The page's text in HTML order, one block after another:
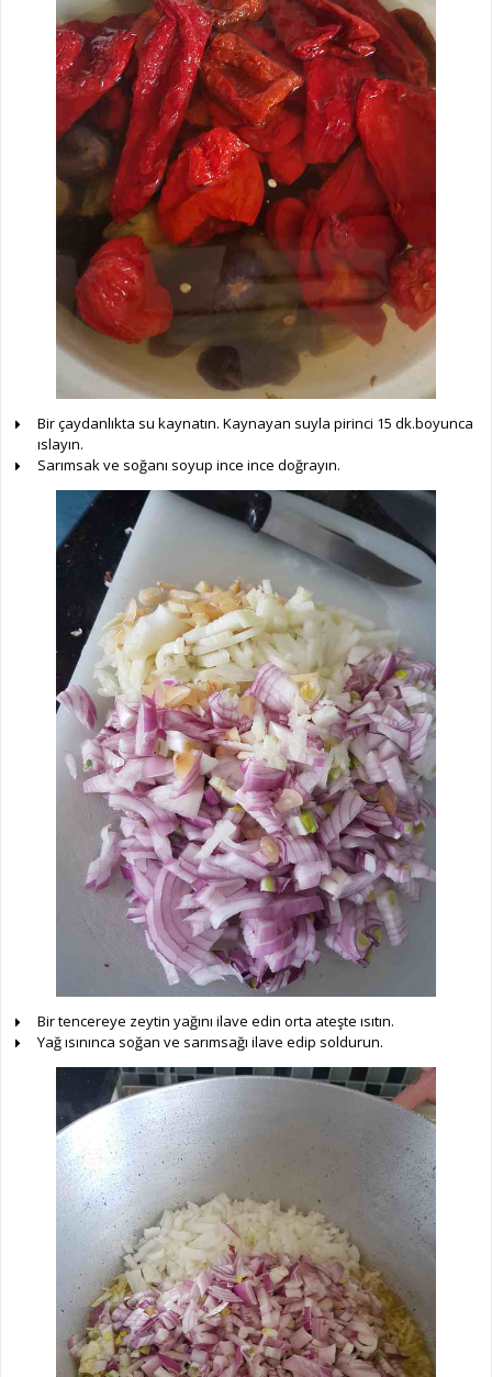
Bir çaydanlıkta su kaynatın. Kaynayan suyla pirinci 15 dk.boyunca
ıslayın.
Sarımsak ve soğanı soyup ince ince doğrayın.
Bir tencereye zeytin yağını ilave edin orta ateşte ısıtın.
Yağ ısınınca soğan ve sarımsağı ilave edip soldurun.